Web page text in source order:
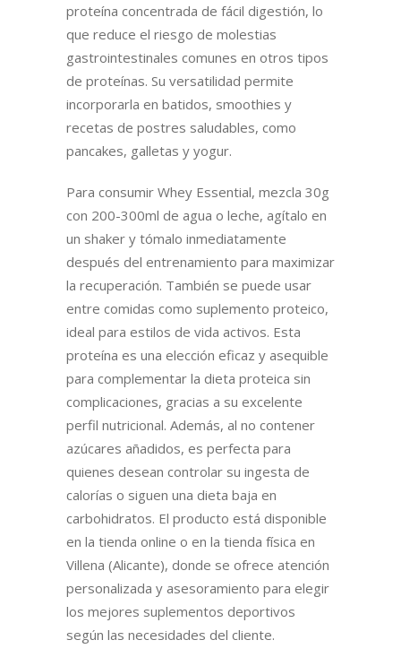
proteína concentrada de fácil digestión, lo
que reduce el riesgo de molestias
gastrointestinales comunes en otros tipos
de proteínas. Su versatilidad permite
incorporarla en batidos, smoothies y
recetas de postres saludables, como
pancakes, galletas y yogur.
Para consumir Whey Essential, mezcla 30g
con 200-300ml de agua o leche, agítalo en
un shaker y tómalo inmediatamente
después del entrenamiento para maximizar
la recuperación. También se puede usar
entre comidas como suplemento proteico,
ideal para estilos de vida activos. Esta
proteína es una elección eficaz y asequible
para complementar la dieta proteica sin
complicaciones, gracias a su excelente
perfil nutricional. Además, al no contener
azúcares añadidos, es perfecta para
quienes desean controlar su ingesta de
calorías o siguen una dieta baja en
carbohidratos. El producto está disponible
en la tienda online o en la tienda física en
Villena (Alicante), donde se ofrece atención
personalizada y asesoramiento para elegir
los mejores suplementos deportivos
según las necesidades del cliente.